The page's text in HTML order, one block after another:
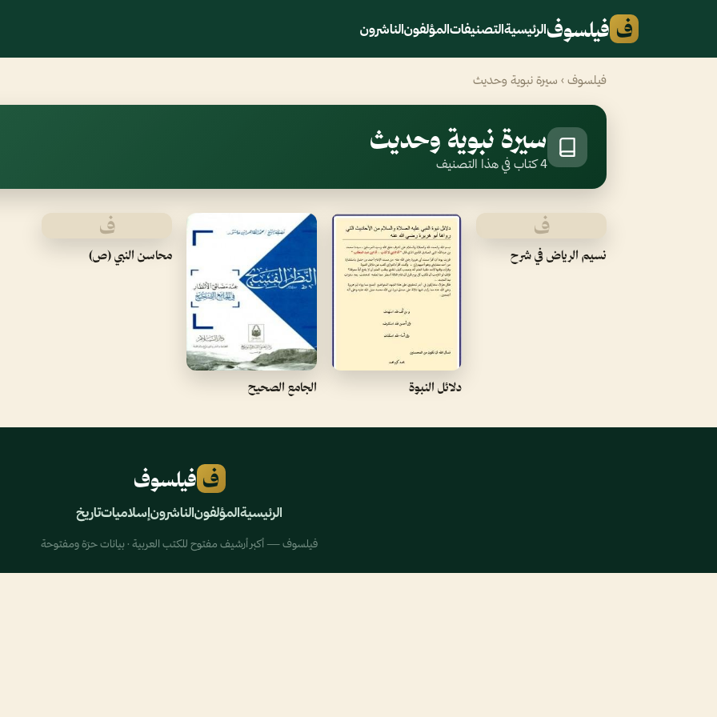
ف فيلسوفالرئيسيةالتصنيفاتالمؤلفونالناشرون
فيلسوف › سيرة نبوية وحديث
سيرة نبوية وحديث
4 كتاب في هذا التصنيف
ف
نسيم الرياض في شرح
دلائل النبوة الجامع الصحيح
ف
محاسن النبي (ص)
ف فيلسوف
الرئيسيةالمؤلفونالناشرونإسلامياتتاريخ
فيلسوف — أكبر أرشيف مفتوح للكتب العربية · بيانات حرّة ومفتوحة